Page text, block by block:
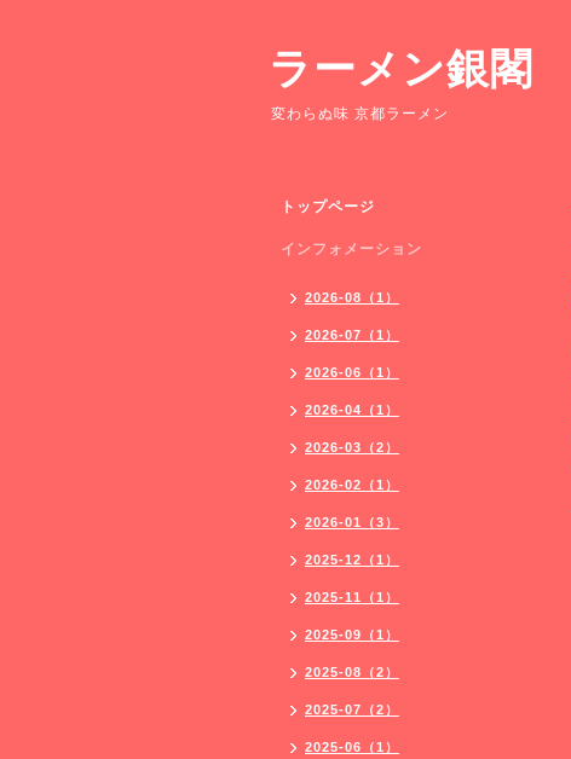
ラーメン銀閣
変わらぬ味 京都ラーメン
トップページ
インフォメーション
2026-08（1）
2026-07（1）
2026-06（1）
2026-04（1）
2026-03（2）
2026-02（1）
2026-01（3）
2025-12（1）
2025-11（1）
2025-09（1）
2025-08（2）
2025-07（2）
2025-06（1）